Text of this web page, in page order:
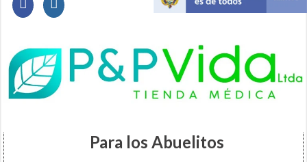
Para los Abuelitos